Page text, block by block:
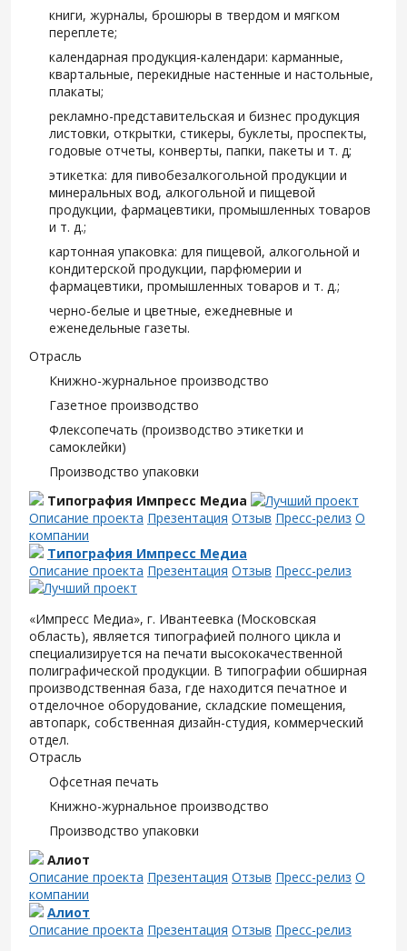
книги, журналы, брошюры в твердом и мягком
переплете;
календарная продукция-календари: карманные,
квартальные, перекидные настенные и настольные,
плакаты;
рекламно-представительская и бизнес продукция
листовки, открытки, стикеры, буклеты, проспекты,
годовые отчеты, конверты, папки, пакеты и т. д;
этикетка: для пивобезалкогольной продукции и
минеральных вод, алкогольной и пищевой
продукции, фармацевтики, промышленных товаров
и т. д.;
картонная упаковка: для пищевой, алкогольной и
кондитерской продукции, парфюмерии и
фармацевтики, промышленных товаров и т. д.;
черно-белые и цветные, ежедневные и
еженедельные газеты.
Отрасль
Книжно-журнальное производство
Газетное производство
Флексопечать (производство этикетки и
самоклейки)
Производство упаковки
Типография Импресс Медиа
Описание проекта Презентация Отзыв Пресс-релиз О
компании
Типография Импресс Медиа
Описание проекта Презентация Отзыв Пресс-релиз
«Импресс Медиа», г. Ивантеевка (Московская
область), является типографией полного цикла и
специализируется на печати высококачественной
полиграфической продукции. В типографии обширная
производственная база, где находится печатное и
отделочное оборудование, складские помещения,
автопарк, собственная дизайн-студия, коммерческий
отдел.
Отрасль
Офсетная печать
Книжно-журнальное производство
Производство упаковки
Алиот
Описание проекта Презентация Отзыв Пресс-релиз О
компании
Алиот
Описание проекта Презентация Отзыв Пресс-релиз